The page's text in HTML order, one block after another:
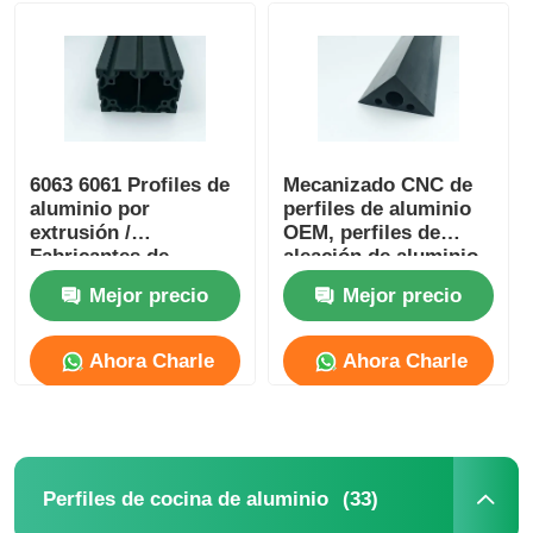
Hogar
6063 6061 Profiles de
aluminio por
extrusión /
Fabricantes de
perfiles de aluminio
por extrusión
Mejor precio
Ahora Charle
Mecanizado CNC de
perfiles de aluminio
OEM, perfiles de
aleación de aluminio
impermeables
Mejor precio
Ahora Charle
Perfiles de cocina de aluminio (33)